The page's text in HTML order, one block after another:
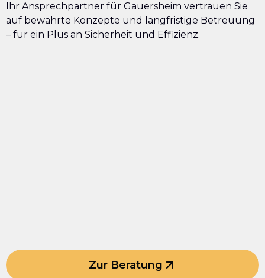
Ihr Ansprechpartner für Gauersheim vertrauen Sie
auf bewährte Konzepte und langfristige Betreuung
– für ein Plus an Sicherheit und Effizienz.
Zur Beratung